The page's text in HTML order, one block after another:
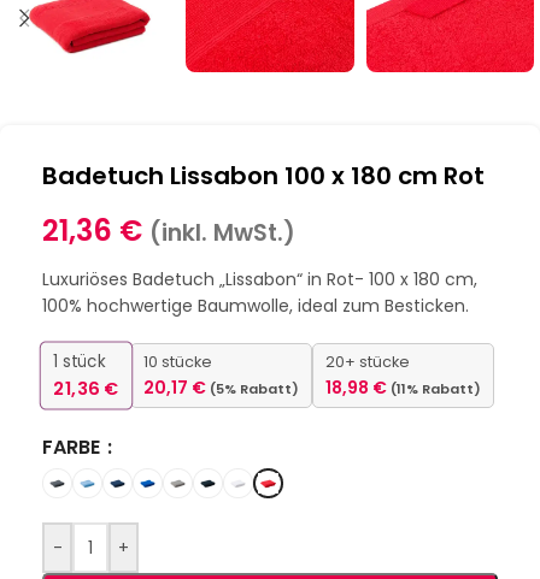
Badetuch Lissabon 100 x 180 cm Rot
21,36 € (inkl. MwSt.)
Luxuriöses Badetuch „Lissabon“ in Rot- 100 x 180 cm,
100% hochwertige Baumwolle, ideal zum Besticken.
1 stück
21,36 €
10 stücke
20,17 € (5% Rabatt)
20+ stücke
18,98 € (11% Rabatt)
FARBE
- +